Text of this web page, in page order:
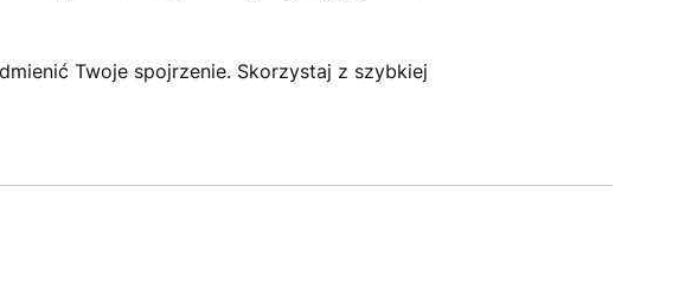
Twoje spojrzenie. Skorzystaj z szybkiej